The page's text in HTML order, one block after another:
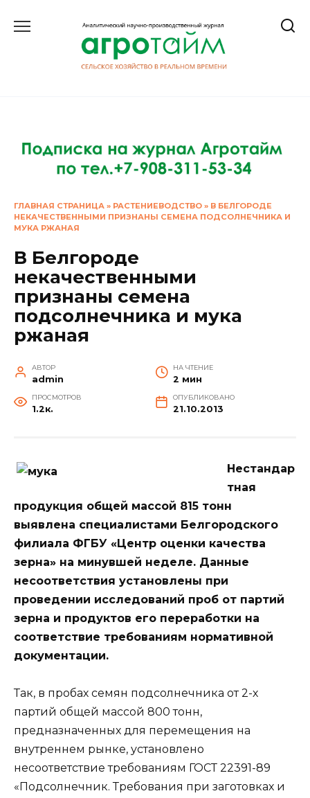
ГЛАВНАЯ СТРАНИЦА » РАСТЕНИЕВОДСТВО » В БЕЛГОРОДЕ
НЕКАЧЕСТВЕННЫМИ ПРИЗНАНЫ СЕМЕНА ПОДСОЛНЕЧНИКА И
МУКА РЖАНАЯ
В Белгороде
некачественными
признаны семена
подсолнечника и мука
ржаная
АВТОР
admin
НА ЧТЕНИЕ
2 мин
ПРОСМОТРОВ
1.2к.
ОПУБЛИКОВАНО
21.10.2013
Нестандар
тная
продукция общей массой 815 тонн
выявлена специалистами Белгородского
филиала ФГБУ «Центр оценки качества
зерна» на минувшей неделе. Данные
несоответствия установлены при
проведении исследований проб от партий
зерна и продуктов его переработки на
соответствие требованиям нормативной
документации.
Так, в пробах семян подсолнечника от 2-х
партий общей массой 800 тонн,
предназначенных для перемещения на
внутреннем рынке, установлено
несоответствие требованиям ГОСТ 22391-89
«Подсолнечник. Требования при заготовках и